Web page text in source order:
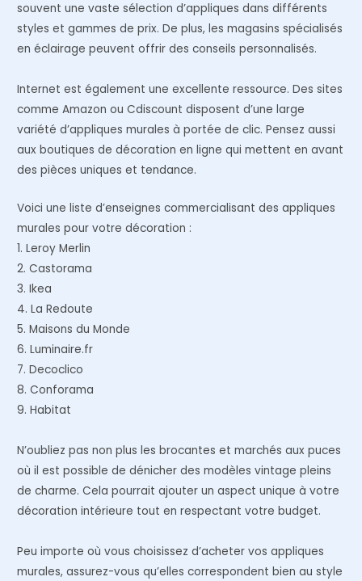
souvent une vaste sélection d’appliques dans différents
styles et gammes de prix. De plus, les magasins spécialisés
en éclairage peuvent offrir des conseils personnalisés.
Internet est également une excellente ressource. Des sites
comme Amazon ou Cdiscount disposent d’une large
variété d’appliques murales à portée de clic. Pensez aussi
aux boutiques de décoration en ligne qui mettent en avant
des pièces uniques et tendance.
Voici une liste d’enseignes commercialisant des appliques
murales pour votre décoration :
1. Leroy Merlin
2. Castorama
3. Ikea
4. La Redoute
5. Maisons du Monde
6. Luminaire.fr
7. Decoclico
8. Conforama
9. Habitat
N’oubliez pas non plus les brocantes et marchés aux puces
où il est possible de dénicher des modèles vintage pleins
de charme. Cela pourrait ajouter un aspect unique à votre
décoration intérieure tout en respectant votre budget.
Peu importe où vous choisissez d’acheter vos appliques
murales, assurez-vous qu’elles correspondent bien au style